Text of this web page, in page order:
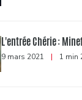
L'entrée Chérie :
9 mars 2021 | 1 min